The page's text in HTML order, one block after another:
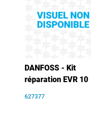
DANFOSS - Kit
réparation EVR 10
627377